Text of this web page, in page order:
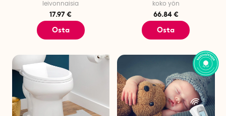
leivonnaisia
17.97 €
Osta
koko yön
66.84 €
Osta